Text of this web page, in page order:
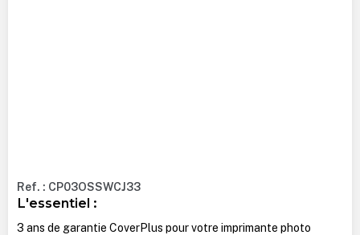
Ref. : CP03OSSWCJ33
L'essentiel :
3 ans de garantie CoverPlus pour votre imprimante photo